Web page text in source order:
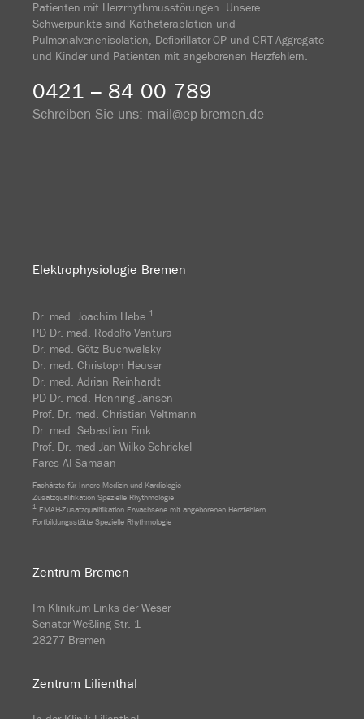
Patienten mit Herzrhythmusstörungen. Unsere
Schwerpunkte sind Katheterablation und
Pulmonalvenenisolation, Defibrillator-OP und CRT-Aggregate
und Kinder und Patienten mit angeborenen Herzfehlern.
0421 – 84 00 789
Schreiben Sie uns: mail@ep-bremen.de
Elektrophysiologie Bremen
Dr. med. Joachim Hebe 1
PD Dr. med. Rodolfo Ventura
Dr. med. Götz Buchwalsky
Dr. med. Christoph Heuser
Dr. med. Adrian Reinhardt
PD Dr. med. Henning Jansen
Prof. Dr. med. Christian Veltmann
Dr. med. Sebastian Fink
Prof. Dr. med Jan Wilko Schrickel
Fares Al Samaan
Fachärzte für Innere Medizin und Kardiologie
Zusatzqualifikation Spezielle Rhythmologie
1 EMAH-Zusatzqualifikation Erwachsene mit angeborenen Herzfehlern
Fortbildungsstätte Spezielle Rhythmologie
Zentrum Bremen
Im Klinikum Links der Weser
Senator-Weßling-Str. 1
28277 Bremen
Zentrum Lilienthal